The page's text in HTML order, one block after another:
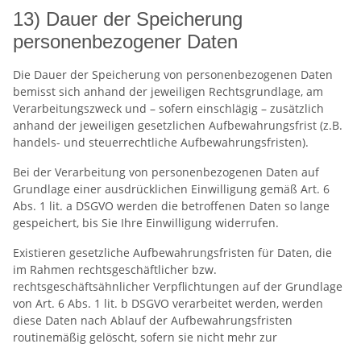
13) Dauer der Speicherung
personenbezogener Daten
Die Dauer der Speicherung von personenbezogenen Daten
bemisst sich anhand der jeweiligen Rechtsgrundlage, am
Verarbeitungszweck und – sofern einschlägig – zusätzlich
anhand der jeweiligen gesetzlichen Aufbewahrungsfrist (z.B.
handels- und steuerrechtliche Aufbewahrungsfristen).
Bei der Verarbeitung von personenbezogenen Daten auf
Grundlage einer ausdrücklichen Einwilligung gemäß Art. 6
Abs. 1 lit. a DSGVO werden die betroffenen Daten so lange
gespeichert, bis Sie Ihre Einwilligung widerrufen.
Existieren gesetzliche Aufbewahrungsfristen für Daten, die
im Rahmen rechtsgeschäftlicher bzw.
rechtsgeschäftsähnlicher Verpflichtungen auf der Grundlage
von Art. 6 Abs. 1 lit. b DSGVO verarbeitet werden, werden
diese Daten nach Ablauf der Aufbewahrungsfristen
routinemäßig gelöscht, sofern sie nicht mehr zur